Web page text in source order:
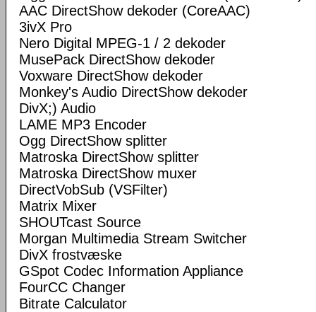
AAC DirectShow dekoder (CoreAAC)
3ivX Pro
Nero Digital MPEG-1 / 2 dekoder
MusePack DirectShow dekoder
Voxware DirectShow dekoder
Monkey's Audio DirectShow dekoder
DivX;) Audio
LAME MP3 Encoder
Ogg DirectShow splitter
Matroska DirectShow splitter
Matroska DirectShow muxer
DirectVobSub (VSFilter)
Matrix Mixer
SHOUTcast Source
Morgan Multimedia Stream Switcher
DivX frostvæske
GSpot Codec Information Appliance
FourCC Changer
Bitrate Calculator